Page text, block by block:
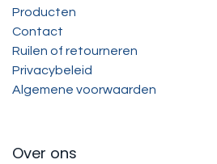
Producten
Contact
Ruilen of retourneren
Privacybeleid
Algemene voorwaarden
Over ons